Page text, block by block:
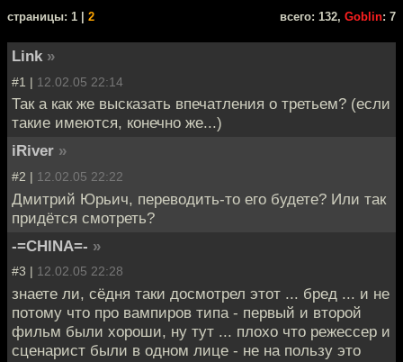
cтраницы: 1 | 2 всего: 132, Goblin: 7
Link »
#1 | 12.02.05 22:14
Так а как же высказать впечатления о третьем? (если
такие имеются, конечно же...)
iRiver »
#2 | 12.02.05 22:22
Дмитрий Юрьич, переводить-то его будете? Или так
придётся смотреть?
-=CHINA=- »
#3 | 12.02.05 22:28
знаете ли, сёдня таки досмотрел этот ... бред ... и не
потому что про вампиров типа - первый и второй
фильм были хороши, ну тут ... плохо что режессер и
сценарист были в одном лице - не на пользу это